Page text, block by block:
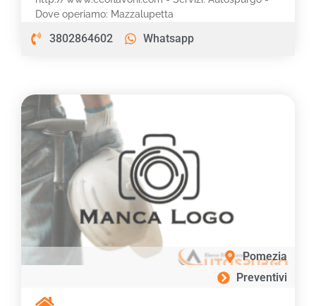
Dove operiamo: Mazzalupetta
3802864602 Whatsapp
Pomezia
Preventivi